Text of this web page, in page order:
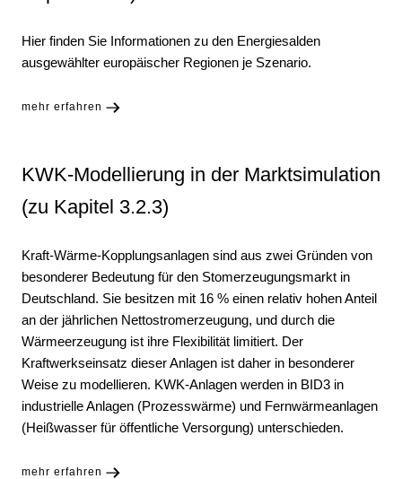
Hier finden Sie Informationen zu den Energiesalden
ausgewählter europäischer Regionen je Szenario.
mehr erfahren
KWK-Modellierung in der Marktsimulation
(zu Kapitel 3.2.3)
Kraft-Wärme-Kopplungsanlagen sind aus zwei Gründen von
besonderer Bedeutung für den Stomerzeugungsmarkt in
Deutschland. Sie besitzen mit 16 % einen relativ hohen Anteil
an der jährlichen Nettostromerzeugung, und durch die
Wärmeerzeugung ist ihre Flexibilität limitiert. Der
Kraftwerkseinsatz dieser Anlagen ist daher in besonderer
Weise zu modellieren. KWK-Anlagen werden in BID3 in
industrielle Anlagen (Prozesswärme) und Fernwärmeanlagen
(Heißwasser für öffentliche Versorgung) unterschieden.
mehr erfahren